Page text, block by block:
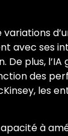
avec ses
De plus,
des
les
à